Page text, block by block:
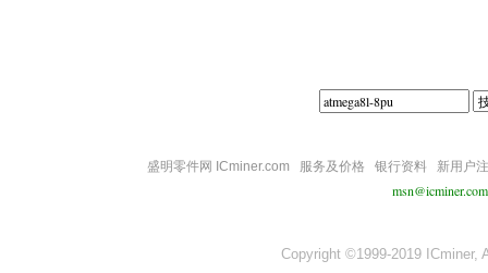
盛明零件网 ICminer.com 服务及价格 银行资料 新用户
msn@icminer.com
Copyright ©1999-2019 ICminer,